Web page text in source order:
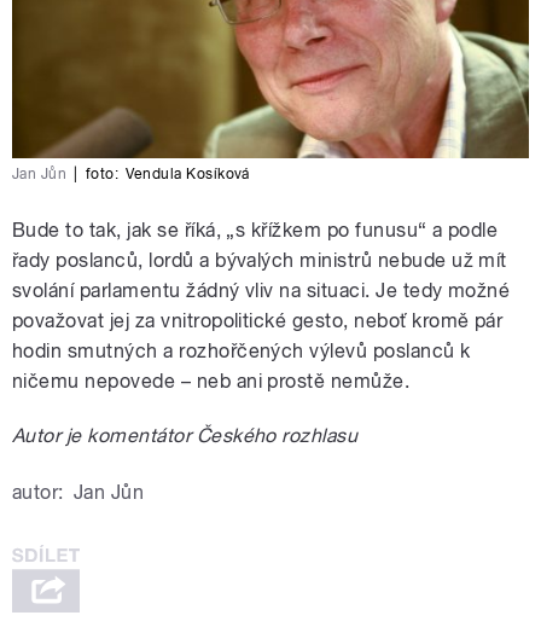
Jan Jůn foto: Vendula Kosíková
Bude to tak, jak se říká, „s křížkem po funusu“ a podle
řady poslanců, lordů a bývalých ministrů nebude už mít
svolání parlamentu žádný vliv na situaci. Je tedy možné
považovat jej za vnitropolitické gesto, neboť kromě pár
hodin smutných a rozhořčených výlevů poslanců k
ničemu nepovede – neb ani prostě nemůže.
Autor je komentátor Českého rozhlasu
autor: Jan Jůn